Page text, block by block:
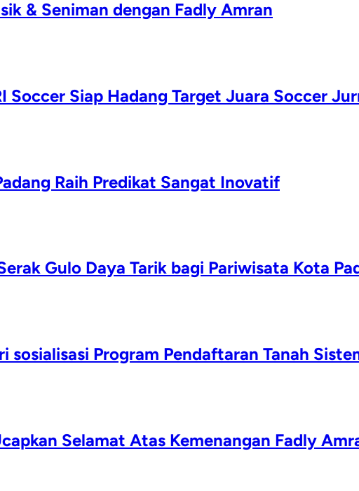
& Seniman dengan Fadly Amran
Soccer Siap Hadang Target Juara Soccer
Raih Predikat Sangat Inovatif
Gulo Daya Tarik bagi Pariwisata Kota
sosialisasi Program Pendaftaran Tanah
Selamat Atas Kemenangan Fadly